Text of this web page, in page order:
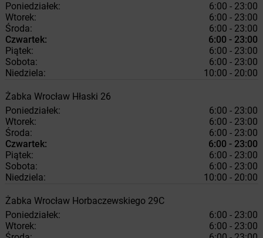
Poniedziałek:
6:00 - 23:00
Wtorek:
6:00 - 23:00
Środa:
6:00 - 23:00
Czwartek:
6:00 - 23:00
Piątek:
6:00 - 23:00
Sobota:
6:00 - 23:00
Niedziela:
10:00 - 20:00
Żabka Wrocław Hłaski 26
Poniedziałek:
6:00 - 23:00
Wtorek:
6:00 - 23:00
Środa:
6:00 - 23:00
Czwartek:
6:00 - 23:00
Piątek:
6:00 - 23:00
Sobota:
6:00 - 23:00
Niedziela:
10:00 - 20:00
Żabka Wrocław Horbaczewskiego 29C
Poniedziałek:
6:00 - 23:00
Wtorek:
6:00 - 23:00